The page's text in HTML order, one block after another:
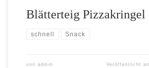
Blätterteig Pizzakringel
schnell Snack
von admin Veröffentlicht